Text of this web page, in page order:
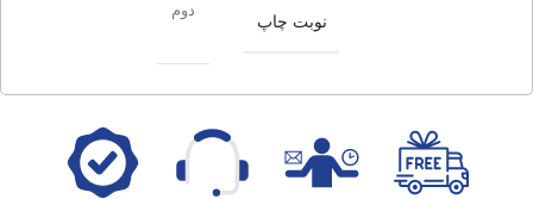
نوبت چاپ
دوم